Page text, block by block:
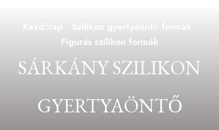
Kezdőlap
Szilikon gyertyaöntő formák
Figurás szilikon formák
SÁRKÁNY SZILIKON
GYERTYAÖNTŐ